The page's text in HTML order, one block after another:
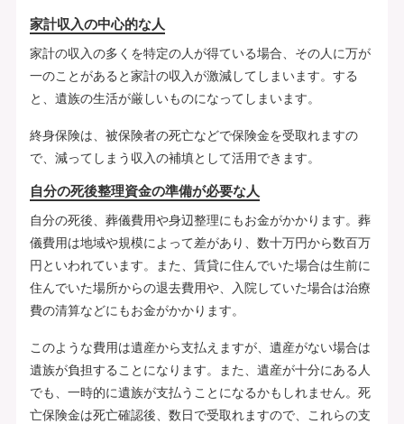
家計収入の中心的な人
家計の収入の多くを特定の人が得ている場合、その人に万が
一のことがあると家計の収入が激減してしまいます。する
と、遺族の生活が厳しいものになってしまいます。
終身保険は、被保険者の死亡などで保険金を受取れますの
で、減ってしまう収入の補填として活用できます。
自分の死後整理資金の準備が必要な人
自分の死後、葬儀費用や身辺整理にもお金がかかります。葬
儀費用は地域や規模によって差があり、数十万円から数百万
円といわれています。また、賃貸に住んでいた場合は生前に
住んでいた場所からの退去費用や、入院していた場合は治療
費の清算などにもお金がかかります。
このような費用は遺産から支払えますが、遺産がない場合は
遺族が負担することになります。また、遺産が十分にある人
でも、一時的に遺族が支払うことになるかもしれません。死
亡保険金は死亡確認後、数日で受取れますので、これらの支